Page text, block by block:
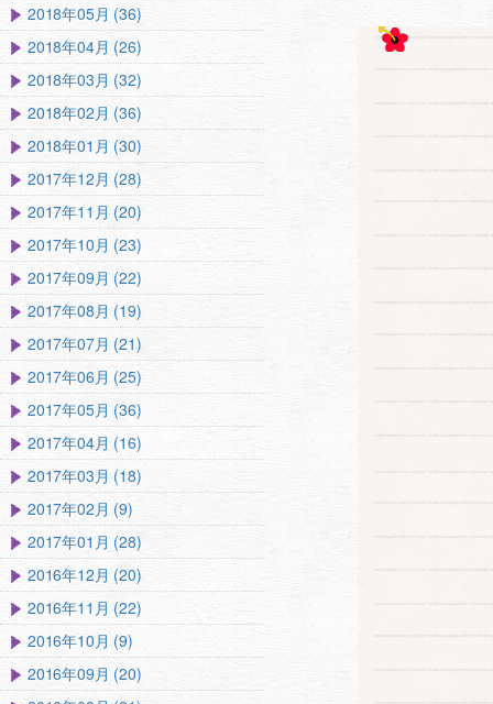
2018年05月 (36)
2018年04月 (26)
2018年03月 (32)
2018年02月 (36)
2018年01月 (30)
2017年12月 (28)
2017年11月 (20)
2017年10月 (23)
2017年09月 (22)
2017年08月 (19)
2017年07月 (21)
2017年06月 (25)
2017年05月 (36)
2017年04月 (16)
2017年03月 (18)
2017年02月 (9)
2017年01月 (28)
2016年12月 (20)
2016年11月 (22)
2016年10月 (9)
2016年09月 (20)